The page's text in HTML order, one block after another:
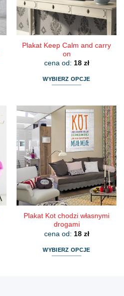
na
stronie
produktu
Plakat Keep Calm and carry
on
cena od: 18 zł
WYBIERZ OPCJE
ma
wiele
wariantów.
Opcje
można
wybrać
na
stronie
produktu
Plakat Kot chodzi własnymi
drogami
cena od: 18 zł
WYBIERZ OPCJE